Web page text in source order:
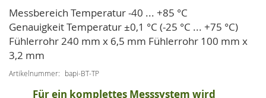
Messbereich Temperatur -40 ... +85 °C
Genauigkeit Temperatur ±0,1 °C (-25 °C ... +75 °C)
Fühlerrohr 240 mm x 6,5 mm Fühlerrohr 100 mm x
3,2 mm
Artikelnummer bapi-BT-TP
Für ein komplettes Messsystem wird